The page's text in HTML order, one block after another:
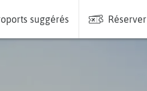
suggérés Réserver